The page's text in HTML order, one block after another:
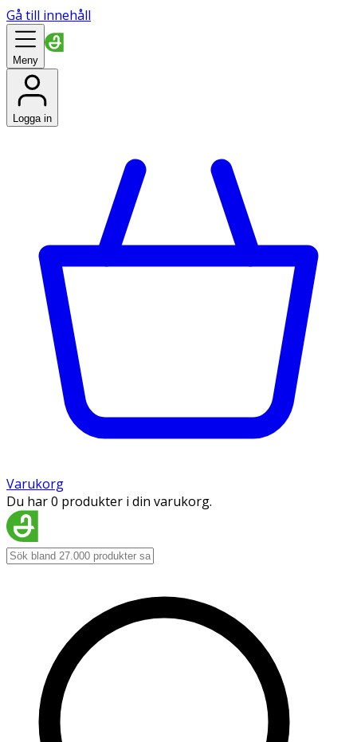
Gå till innehåll
Meny
Logga in
Varukorg
Du har 0 produkter i din varukorg.